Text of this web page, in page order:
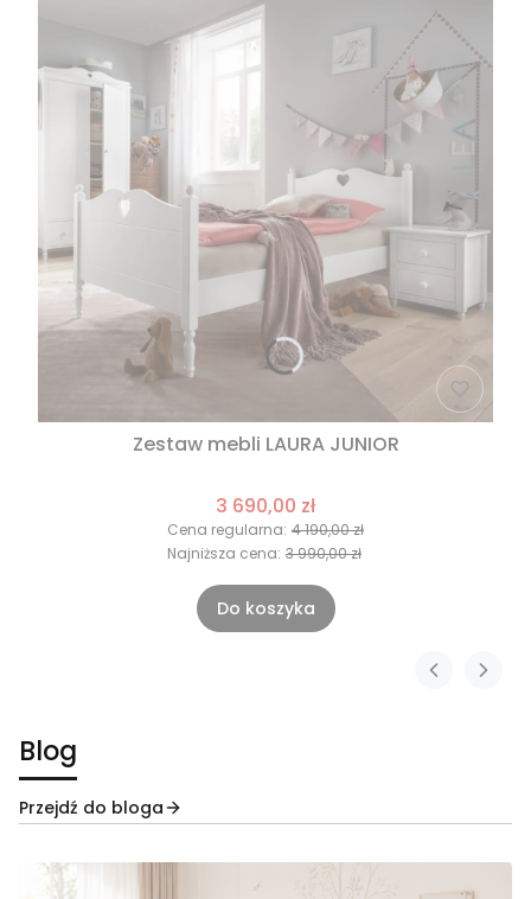
Zestaw mebli LAURA JUNIOR
3 690,00 zł
Cena regularna: 4 190,00 zł
Najniższa cena: 3 990,00 zł
Do koszyka
Blog
Przejdź do bloga